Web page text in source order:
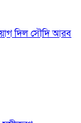
দিল সৌদি আরব